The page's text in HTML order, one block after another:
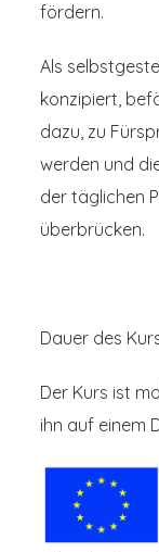
fördern.
Als
konzipiert,
dazu, zu
werden und
der täglichen
überbrücken.
Dauer des
Der Kurs ist
ihn auf einem